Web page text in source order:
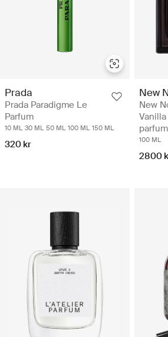
Prada
Prada Paradigme Le
Parfum
10 ML 30 ML 50 ML 100 ML 150 ML
320 kr
New
New
parfum
100 ML
2800